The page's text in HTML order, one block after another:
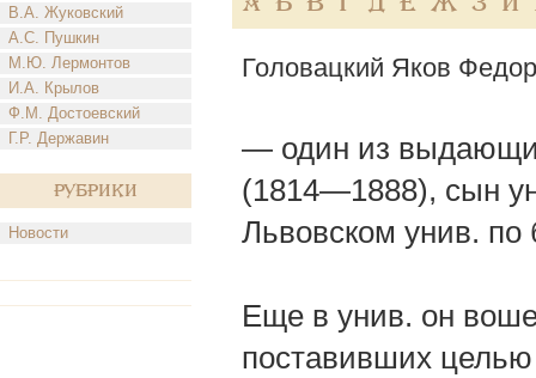
В.А. Жуковский
А.С. Пушкин
М.Ю. Лермонтов
И.А. Крылов
Ф.М. Достоевский
Г.Р. Державин
Рубрики
Новости
Головацкий Яков
— один из
(1814—1888), сын
Львовском унив. по
Еще в унив. он
поставивших